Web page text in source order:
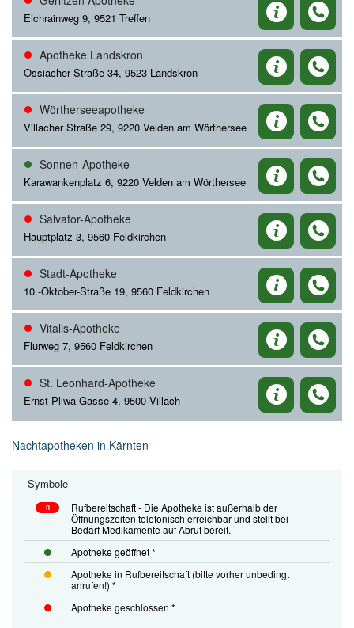
Eichrainweg 9, 9521 Treffen
Apotheke Landskron
Ossiacher Straße 34, 9523 Landskron
Wörtherseeapotheke
Villacher Straße 29, 9220 Velden am Wörthersee
Sonnen-Apotheke
Karawankenplatz 6, 9220 Velden am Wörthersee
Salvator-Apotheke
Hauptplatz 3, 9560 Feldkirchen
Stadt-Apotheke
10.-Oktober-Straße 19, 9560 Feldkirchen
Vitalis-Apotheke
Flurweg 7, 9560 Feldkirchen
St. Leonhard-Apotheke
Ernst-Pliwa-Gasse 4, 9500 Villach
Nachtapotheken in Kärnten
Symbole
R
Rufbereitschaft - Die Apotheke ist außerhalb der
Öffnungszeiten telefonisch erreichbar und stellt bei
Bedarf Medikamente auf Abruf bereit.
Apotheke geöffnet *
Apotheke in Rufbereitschaft (bitte vorher unbedingt
anrufen!) *
Apotheke geschlossen *